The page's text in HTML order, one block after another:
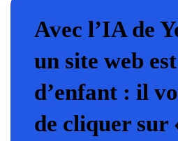
Avec l’IA de
un site web
d’enfant : il
de cliquer sur